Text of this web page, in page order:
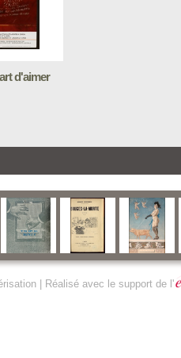
d'aimer
| Réalisé avec le support de l'